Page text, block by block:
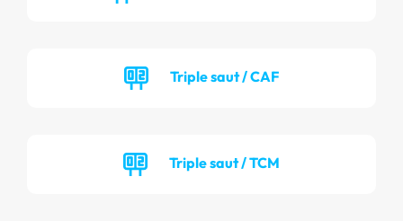
Triple saut / CAF
Triple saut / TCM